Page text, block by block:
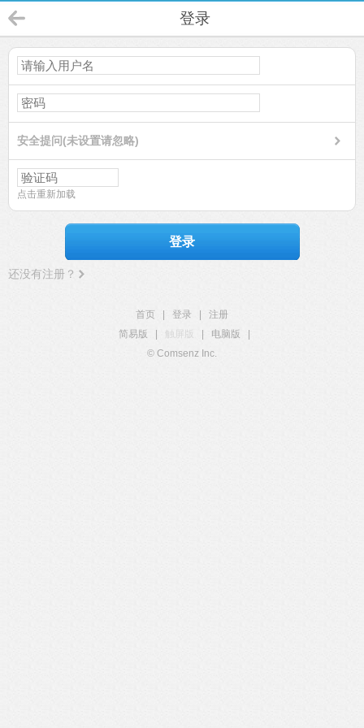
登录
安全提问(未设置请忽略)
点击重新加载
登录
还没有注册？
首页 登录
注册
简易版
触屏版 电脑版
© Comsenz Inc.